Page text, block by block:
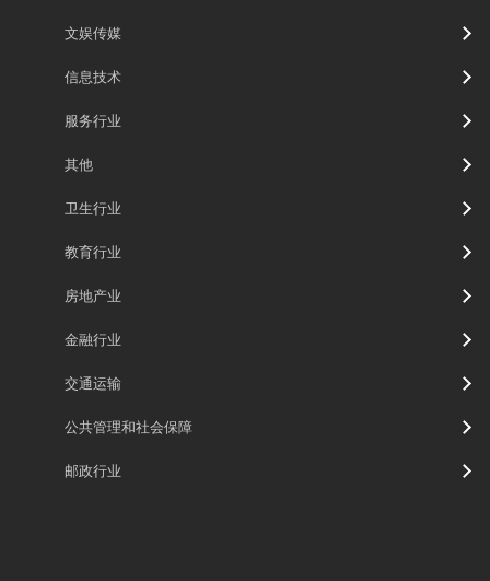
文娱传媒
信息技术
服务行业
其他
卫生行业
教育行业
房地产业
金融行业
交通运输
公共管理和社会保障
邮政行业